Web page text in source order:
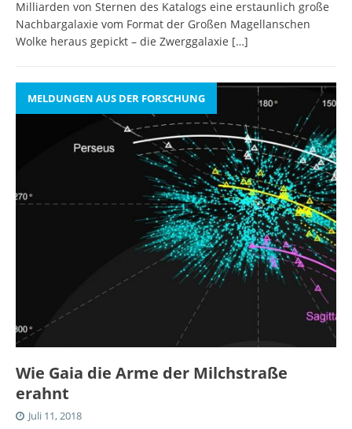
Milliarden von Sternen des Katalogs eine erstaunlich große
Nachbargalaxie vom Format der Großen Magellanschen
Wolke heraus gepickt – die Zwerggalaxie […]
MELDUNGEN AUS DER FORSCHUNG
Wie Gaia die Arme der Milchstraße
erahnt
Juli 11, 2018